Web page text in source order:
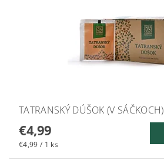
TATRANSKÝ DÚŠOK (V SÁČKOCH)
€4,99
€4,99 / 1 ks